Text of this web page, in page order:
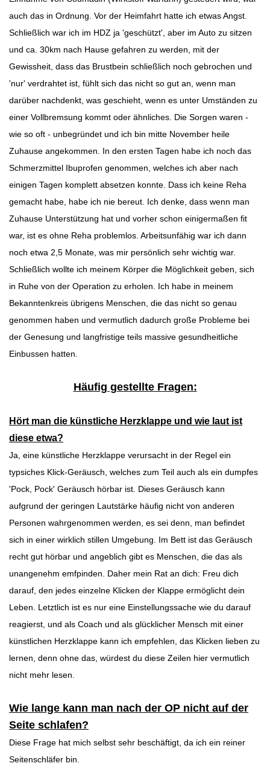
auch das in Ordnung. Vor der Heimfahrt hatte ich etwas Angst.
Schließlich war ich im HDZ ja 'geschützt', aber im Auto zu sitzen
und ca. 30km nach Hause gefahren zu werden, mit der
Gewissheit, dass das Brustbein schließlich noch gebrochen und
'nur' verdrahtet ist, fühlt sich das nicht so gut an, wenn man
darüber nachdenkt, was geschieht, wenn es unter Umständen zu
einer Vollbremsung kommt oder ähnliches. Die Sorgen waren -
wie so oft - unbegründet und ich bin mitte November heile
Zuhause angekommen. In den ersten Tagen habe ich noch das
Schmerzmittel Ibuprofen genommen, welches ich aber nach
einigen Tagen komplett absetzen konnte. Dass ich keine Reha
gemacht habe, habe ich nie bereut. Ich denke, dass wenn man
Zuhause Unterstützung hat und vorher schon einigermaßen fit
war, ist es ohne Reha problemlos. Arbeitsunfähig war ich dann
noch etwa 2,5 Monate, was mir persönlich sehr wichtig war.
Schließlich wollte ich meinem Körper die Möglichkeit geben, sich
in Ruhe von der Operation zu erholen. Ich habe in meinem
Bekanntenkreis übrigens Menschen, die das nicht so genau
genommen haben und vermutlich dadurch große Probleme bei
der Genesung und langfristige teils massive gesundheitliche
Einbussen hatten.
Häufig gestellte Fragen:
Hört man die künstliche Herzklappe und wie laut ist
diese etwa?
Ja, eine künstliche Herzklappe verursacht in der Regel ein
typsiches Klick-Geräusch, welches zum Teil auch als ein dumpfes
'Pock, Pock' Geräusch hörbar ist. Dieses Geräusch kann
aufgrund der geringen Lautstärke häufig nicht von anderen
Personen wahrgenommen werden, es sei denn, man befindet
sich in einer wirklich stillen Umgebung. Im Bett ist das Geräusch
recht gut hörbar und angeblich gibt es Menschen, die das als
unangenehm emfpinden. Daher mein Rat an dich: Freu dich
darauf, den jedes einzelne Klicken der Klappe ermöglicht dein
Leben. Letztlich ist es nur eine Einstellungssache wie du darauf
reagierst, und als Coach und als glücklicher Mensch mit einer
künstlichen Herzklappe kann ich empfehlen, das Klicken lieben zu
lernen, denn ohne das, würdest du diese Zeilen hier vermutlich
nicht mehr lesen.
Wie lange kann man nach der OP nicht auf der
Seite schlafen?
Diese Frage hat mich selbst sehr beschäftigt, da ich ein reiner
Seitenschläfer bin.